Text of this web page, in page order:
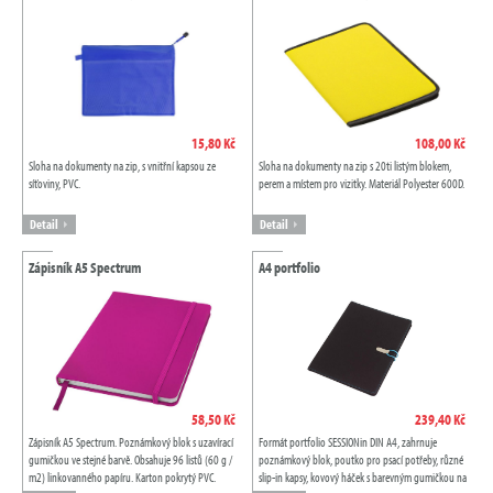
15,80 Kč
Sloha na dokumenty na zip, s vnitřní kapsou ze
síťoviny, PVC.
Detail
108,00 Kč
Sloha na dokumenty na zip s 20ti listým blokem,
perem a místem pro vizitky. Materiál Polyester 600D.
Detail
Zápisník A5 Spectrum
58,50 Kč
Zápisník A5 Spectrum. Poznámkový blok s uzavírací
gumičkou ve stejné barvě. Obsahuje 96 listů (60 g /
m2) linkovanného papíru. Karton pokrytý PVC.
A4 portfolio
239,40 Kč
Formát portfolio SESSIONin DIN A4, zahrnuje
poznámkový blok, poutko pro psací potřeby, různé
slip-in kapsy, kovový háček s barevným gumičkou na